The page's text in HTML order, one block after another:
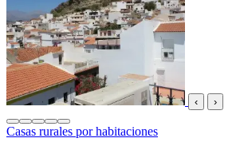
‹ ›
Casas rurales por habitaciones